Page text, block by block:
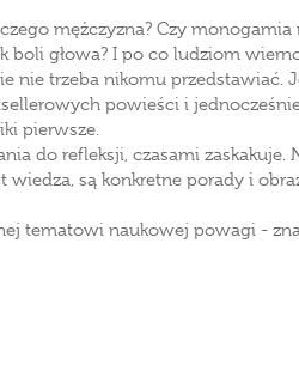
mężczyzna? Czy
boli głowa? I po co ludziom
nie trzeba nikomu przedstawiać.
powieści i
pierwsze.
do refleksji, czasami
są konkretne porady i
tematowi naukowej powagi -